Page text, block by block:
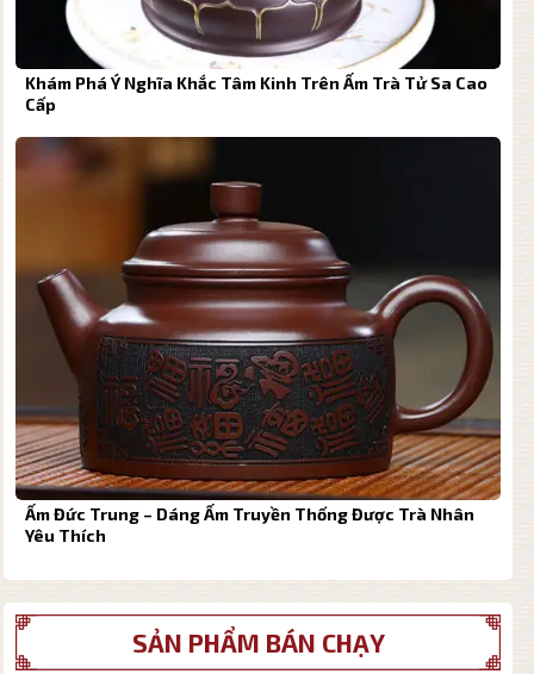
Khám Phá Ý Nghĩa Khắc Tâm Kinh Trên Ấm Trà Tử Sa Cao
Cấp
Ấm Đức Trung – Dáng Ấm Truyền Thống Được Trà Nhân
Yêu Thích
SẢN PHẨM BÁN CHẠY